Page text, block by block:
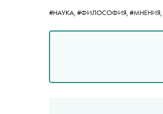
#НАУКА, #ФИЛОСОФИЯ, #МНЕНИЯ,